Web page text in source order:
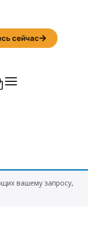
сейчас
вашему запросу,